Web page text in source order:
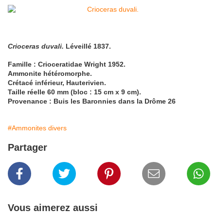
Crioceras duvali. Léveillé 1837.
Famille : Crioceratidae Wright 1952.
Ammonite hétéromorphe.
Crétacé inférieur, Hauterivien.
Taille réelle 60 mm (bloc : 15 cm x 9 cm).
Provenance : Buis les Baronnies dans la Drôme 26
#Ammonites divers
Partager
Vous aimerez aussi